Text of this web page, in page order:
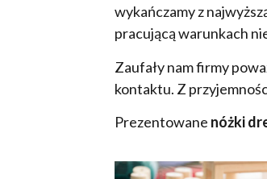
wykańczamy z
pracującą warunkach
Zaufały nam firmy
kontaktu. Z
Prezentowane nóżki